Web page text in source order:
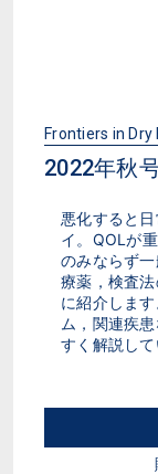
Frontiers in Dry
2022年秋
悪化すると
イ。QOLが
のみならず
療薬，検査
に紹介しま
ム，関連疾
すく解説して